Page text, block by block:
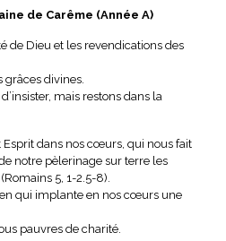
de Carême (Année A)
de Dieu et les revendications des
grâces divines.
mais restons dans la
Esprit dans nos cœurs, qui nous fait
notre pèlerinage sur terre les
5, 1-2.5-8).
qui implante en nos cœurs une
pauvres de charité.